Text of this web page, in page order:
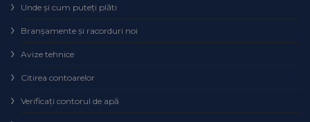
Unde și cum puteţi plăti
Branșamente și racorduri noi
Avize tehnice
Citirea contoarelor
Verificaţi contorul de apă